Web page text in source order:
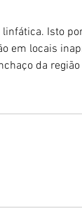
Isto
em locais
da